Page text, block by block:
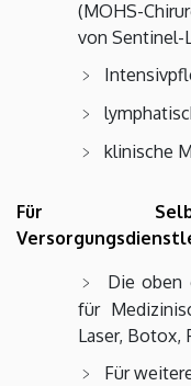
(MOHS-
von Sentinel-
klinische
Für
Die oben
für
Laser, Botox,
Für